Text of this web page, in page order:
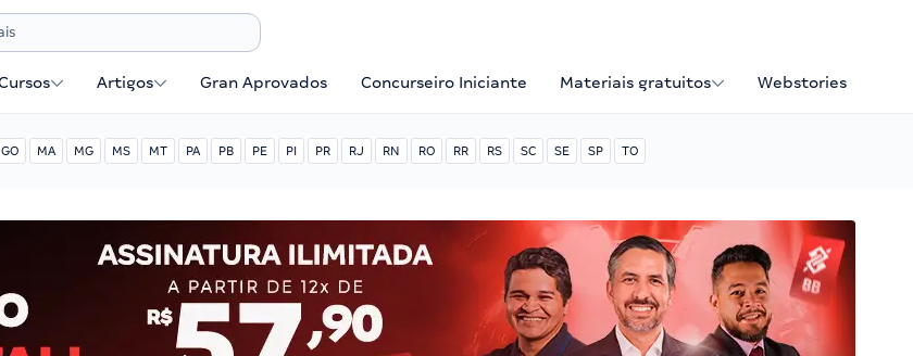
Artigos Gran Aprovados Concurseiro Iniciante Materiais gratuitos Webstories
GO MA MG MS MT PA PB PE PI PR RJ RN RO RR RS SC SE SP TO